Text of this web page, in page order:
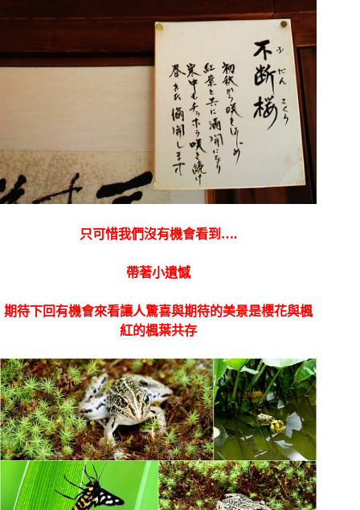
只可惜我們沒有機會看到….
帶著小遺憾
期待下回有機會來看讓人驚喜與期待的美景是櫻花與楓
紅的楓葉共存